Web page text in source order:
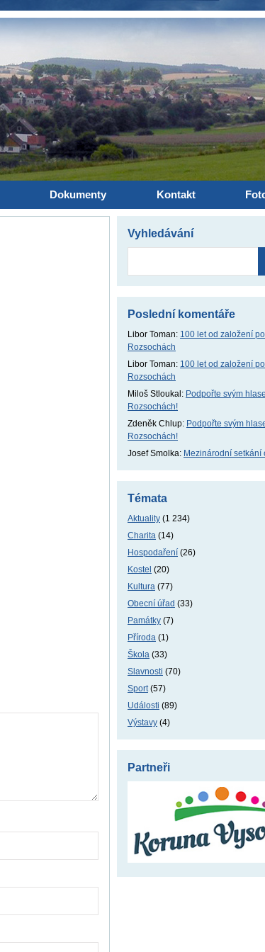
Dokumenty Kontakt
Vyhledávání
Poslední komentáře
Libor Toman: 100 let od založení
Rozsochách
Libor Toman: 100 let od založení
Rozsochách
Miloš Stloukal : Podpořte svým
Rozsochách!
Zdeněk Chlup: Podpořte svým
Rozsochách!
Josef Smolka: Mezinárodní setkání
Témata
Aktuality (1 234)
Charita (14)
Hospodaření (26)
Kostel (20)
Kultura (77)
Obecní úřad (33)
Památky (7)
Příroda (1)
Škola (33)
Slavnosti (70)
Sport(57)
Události (89)
Výstavy (4)
Partneři